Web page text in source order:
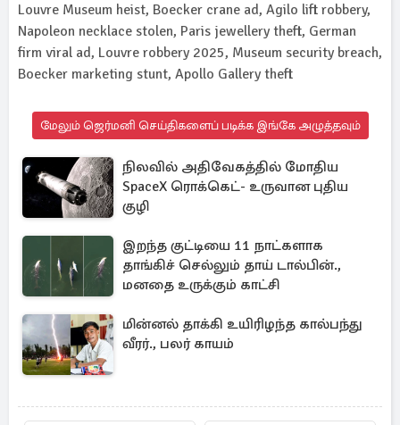
Louvre Museum heist, Boecker crane ad, Agilo lift robbery,
Napoleon necklace stolen, Paris jewellery theft, German
firm viral ad, Louvre robbery 2025, Museum security breach,
Boecker marketing stunt, Apollo Gallery theft
மேலும் ஜெர்மனி செய்திகளைப் படிக்க இங்கே அழுத்தவும்
நிலவில் அதிவேகத்தில் மோதிய
SpaceX ரொக்கெட்- உருவான புதிய
குழி
இறந்த குட்டியை 11 நாட்களாக
தாங்கிச் செல்லும் தாய் டால்பின்.,
மனதை உருக்கும் காட்சி
மின்னல் தாக்கி உயிரிழந்த கால்பந்து
வீரர்., பலர் காயம்